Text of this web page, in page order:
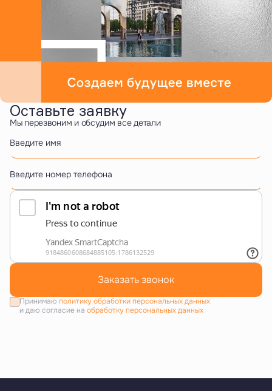
Оставьте заявку
Мы перезвоним и обсудим все детали
Введите имя
Введите номер телефона
Заказать звонок
Принимаю политику обработки персональных данных
и даю согласие на обработку персональных данных